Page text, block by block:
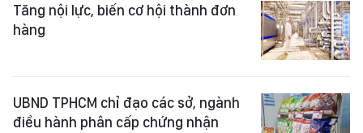
Tăng nội lực, biến cơ hội thành đơn
hàng
UBND TPHCM chỉ đạo các sở, ngành
điều hành phân cấp chứng nhận